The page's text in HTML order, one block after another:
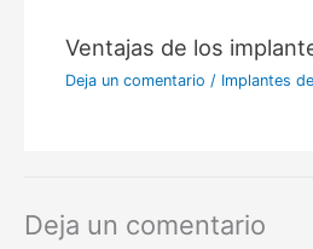
Ventajas de los
Deja un comentario / Implantes
Deja un comentario